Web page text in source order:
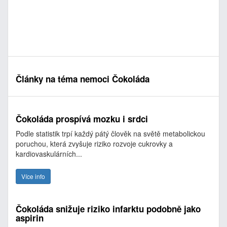
Články na téma nemoci Čokoláda
Čokoláda prospívá mozku i srdci
Podle statistik trpí každý pátý člověk na světě metabolickou
poruchou, která zvyšuje riziko rozvoje cukrovky a
kardiovaskulárních...
Více info
Čokoláda snižuje riziko infarktu podobně jako
aspirin